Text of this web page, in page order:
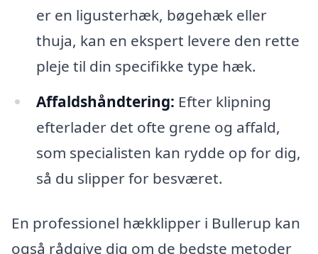
er en ligusterhæk, bøgehæk eller
thuja, kan en ekspert levere den rette
pleje til din specifikke type hæk.
Affaldshåndtering: Efter klipning
efterlader det ofte grene og affald,
som specialisten kan rydde op for dig,
så du slipper for besværet.
En professionel hækklipper i Bullerup kan
også rådgive dig om de bedste metoder